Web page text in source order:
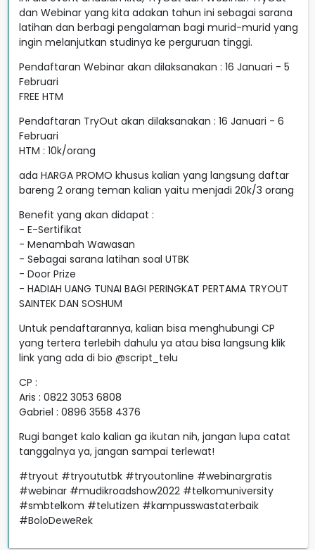
dan Webinar yang kita adakan tahun ini sebagai sarana
latihan dan berbagi pengalaman bagi murid-murid yang
ingin melanjutkan studinya ke perguruan tinggi.
Pendaftaran Webinar akan dilaksanakan : 16 Januari - 5
Februari
FREE HTM
Pendaftaran TryOut akan dilaksanakan : 16 Januari - 6
Februari
HTM : 10k/orang
ada HARGA PROMO khusus kalian yang langsung daftar
bareng 2 orang teman kalian yaitu menjadi 20k/3 orang
Benefit yang akan didapat :
- E-Sertifikat
- Menambah Wawasan
- Sebagai sarana latihan soal UTBK
- Door Prize
- HADIAH UANG TUNAI BAGI PERINGKAT PERTAMA TRYOUT
SAINTEK DAN SOSHUM
Untuk pendaftarannya, kalian bisa menghubungi CP
yang tertera terlebih dahulu ya atau bisa langsung klik
link yang ada di bio @script_telu
CP :
Aris : 0822 3053 6808
Gabriel : 0896 3558 4376
Rugi banget kalo kalian ga ikutan nih, jangan lupa catat
tanggalnya ya, jangan sampai terlewat!
#tryout #tryoututbk #tryoutonline #webinargratis
#webinar #mudikroadshow2022 #telkomuniversity
#smbtelkom #telutizen #kampusswastaterbaik
#BoloDeweRek